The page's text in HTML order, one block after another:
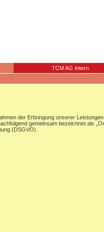
TCM AG Intern
der Erbringung unserer
gemeinsam bezeichnet als
(DSGVO).